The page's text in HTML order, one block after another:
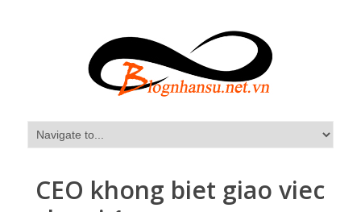
CEO khong biet giao viec